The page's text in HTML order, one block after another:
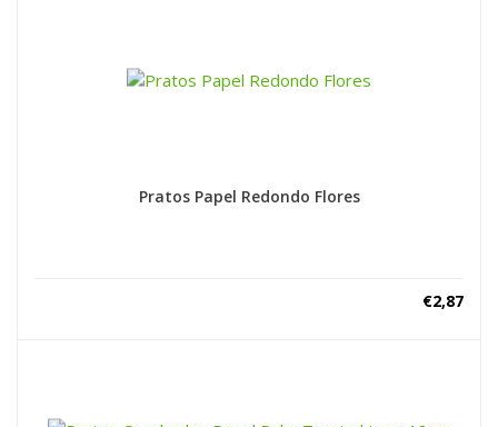
Pratos Papel Redondo Flores
€2,87